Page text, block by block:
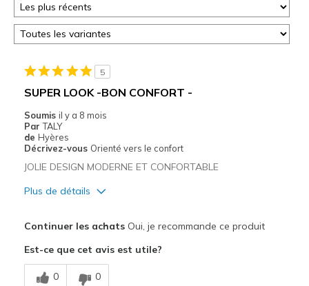
5
SUPER LOOK -BON CONFORT -
Soumis il y a 8 mois
Par TALY
de Hyères
Décrivez-vous Orienté vers le confort
JOLIE DESIGN MODERNE ET CONFORTABLE
Plus de détails
Design séduisant
Continuer les achatsOui, je recommande ce produit
Est-ce que cet avis est utile?
0 0